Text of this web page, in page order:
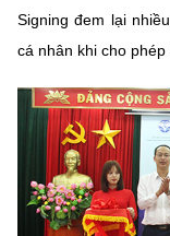
Signing đem lại
cá nhân khi cho